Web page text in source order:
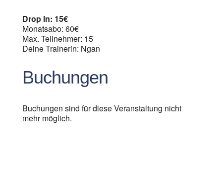
Drop In: 15€
Monatsabo: 60€
Max. Teilnehmer: 15
Deine Trainerin: Ngan
Buchungen
Buchungen sind für diese Veranstaltung nicht
mehr möglich.